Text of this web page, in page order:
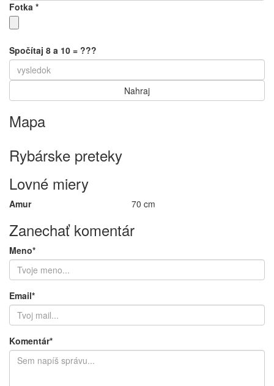
Fotka *
Spočítaj 8 a 10 = ???
Mapa
Rybárske preteky
Lovné miery
Amur 70 cm
Zanechať komentár
Meno*
Email*
Komentár*